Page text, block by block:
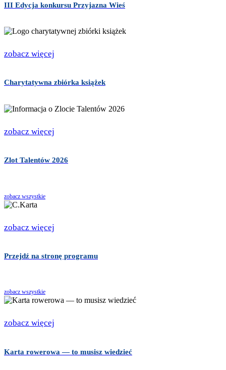
III Edycja konkursu Przyjazna Wieś
zobacz więcej
Charytatywna zbiórka książek
zobacz więcej
Zlot Talentów 2026
zobacz wszystkie
zobacz więcej
Przejdź na stronę programu
zobacz wszystkie
zobacz więcej
Karta rowerowa — to musisz wiedzieć